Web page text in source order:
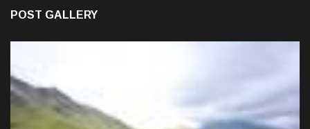
POST GALLERY